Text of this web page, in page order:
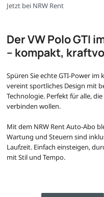
Jetzt bei NRW Rent
Der VW Polo GTI
– kompakt,
Spüren Sie echte GTI-Power
vereint sportliches Design mit
Technologie. Perfekt für alle,
verbinden wollen.
Mit dem NRW Rent Auto-Abo
Wartung und Steuern sind
Laufzeit. Einfach einsteigen,
mit Stil und Tempo.